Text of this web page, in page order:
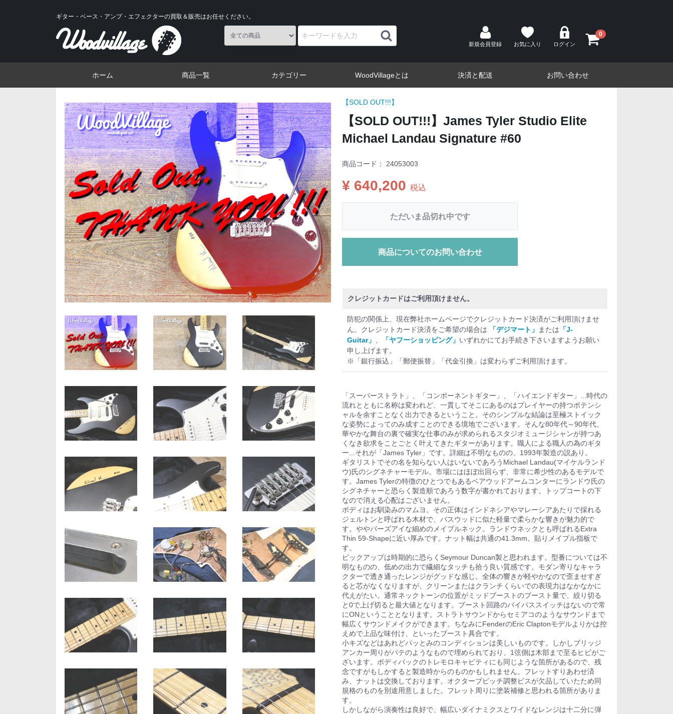
ギター・ベース・アンプ・エフェクターの買取＆販売はお任せください。
新規会員登録 お気に入り ログイン
0
ホーム 商品一覧 カテゴリー WoodVillageとは 決済と配送 お問い合わせ
【SOLD OUT!!!】
【SOLD OUT!!!】James Tyler Studio Elite
Michael Landau Signature #60
商品コード： 24053003
¥ 640,200 税込
ただいま品切れ中です
商品についてのお問い合わせ
クレジットカードはご利用頂けません。
防犯の関係上、現在弊社ホームページでクレジットカード決済がご利用頂けませ
ん。クレジットカード決済をご希望の場合は
「デジマート」 または 「J-
Guitar」
「ヤフーショッピング」 いずれかにてお手続き下さいますようお願い
申し上げます。
※「銀行振込」「郵便振替」「代金引換」は変わらずご利用頂けます。
「スーパーストラト」、「コンポーネントギター」、「ハイエンドギター」...時代の
流れとともに名称は変われど、一貫してそこにあるのはプレイヤーの持つポテンシ
ャルを余すことなく出力できるということ。そのシンプルな結論は至極ストイック
な姿勢によってのみ成すことのできる境地でございます。そんな80年代～90年代、
華やかな舞台の裏で確実な仕事のみが求められるスタジオミュージシャンが持つあ
くなき欲求をことごとく叶えてきたギターがあります。職人による職人の為のギタ
ー...それが「James Tyler」です。詳細は不明なものの、1993年製造の説あり。
ギタリストでその名を知らない人はいないであろうMichael Landau(マイケルランド
ウ)氏のシグネチャーモデル。市場にはほぼ出回らず、非常に希少性のあるモデルで
す。James Tylerの特徴のひとつでもあるベアウッドアームコンターにランドウ氏の
シグネチャーと恐らく製造順であろう数字が書かれております。トップコートの下
なので消える心配はございません。
ボディはお馴染みのマムヨ。その正体はインドネシアやマレーシアあたりで採れる
ジェルトンと呼ばれる木材で、バスウッドに似た軽量で柔らかな響きが魅力的で
す。ややバーズアイな細めのメイプルネック。ランドウネックとも呼ばれるExtra
Thin 59-Shapeに近い厚みです。ナット幅は共通の41.3mm。貼りメイプル指板で
す。
ピックアップは時期的に恐らくSeymour Duncan製と思われます。型番については不
明なものの、低めの出力で繊細なタッチも拾う良い質感です。モダン寄りなキャラ
クターで透き通ったレンジがグッドな感じ。全体の響きが軽やかなので歪ませすぎ
ると芯がなくなりますが、クリーンまたはクランチくらいでの表現力はなかなかに
代えがたい。通常ネックトーンの位置がミッドブーストのブースト量で、絞り切る
と0で上げ切ると最大値となります。ブースト回路のバイパススイッチはないので常
にONということとなります。ストラトサウンドからセミアコのようなサウンドまで
幅広くサウンドメイクができます。ちなみにFenderのEric Claptonモデルよりかは控
えめで上品な味付け、といったブースト具合です。
小キズなどはあれどパッとみのコンディションは美しいものです。しかしブリッジ
アンカー周りがパテのようなもので埋められており、1弦側は木部まで至るヒビがご
ざいます。ボディバックのトレモロキャビティにも同じような箇所があるので、残
念ですがもしかすると製造時からのものかもしれません。フレットすりあわせ済
み、ナットは交換しております。オクターブピッチ調整ビスが欠品していたため同
規格のものを別途用意しました。フレット周りに塗装補修と思われる箇所がありま
す。
しかしながら演奏性は良好で、幅広いダイナミクスとワイドなレンジは十二分に弾